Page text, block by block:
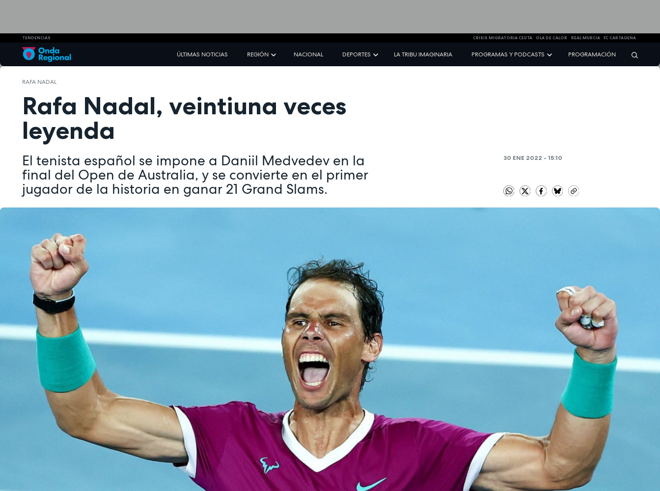
TENDENCIAS CRISIS MIGRATORIA CEUTA OLA DE CALOR REAL MURCIA FC CARTAGENA
ÚLTIMAS NOTICIAS REGIÓN NACIONAL DEPORTES LA TRIBU IMAGINARIA PROGRAMAS Y PODCASTS PROGRAMACIÓN
RAFA NADAL
Rafa Nadal, veintiuna veces
leyenda
El tenista español se impone a Daniil Medvedev en la
final del Open de Australia, y se convierte en el primer
jugador de la historia en ganar 21 Grand Slams.
30 ENE 2022 - 15:10